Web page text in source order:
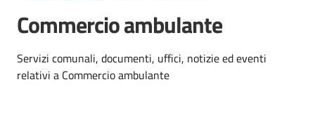
Commercio ambulante
Dettagli dell'argomento
Servizi comunali, documenti, uffici, notizie ed eventi
relativi a Commercio ambulante